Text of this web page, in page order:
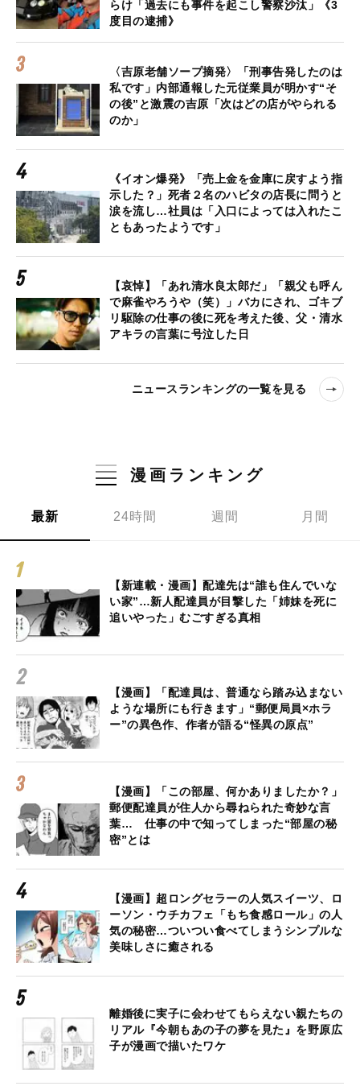
らけ「過去にも事件を起こし警察沙汰」《3
度目の逮捕》
〈吉原老舗ソープ摘発〉「刑事告発したのは
私です」内部通報した元従業員が明かす“そ
の後”と激震の吉原「次はどの店がやられる
のか」
《イオン爆発》「売上金を金庫に戻すよう指
示した？」死者２名のハビタの店長に問うと
涙を流し…社員は「入口によっては入れたこ
ともあったようです」
【哀悼】「あれ清水良太郎だ」「親父も呼ん
で麻雀やろうや（笑）」バカにされ、ゴキブ
リ駆除の仕事の後に死を考えた後、父・清水
アキラの言葉に号泣した日
ニュースランキングの一覧を見る
漫画ランキング
最新 24時間 週間 月間
【新連載・漫画】配達先は“誰も住んでいな
い家”…新人配達員が目撃した「姉妹を死に
追いやった」むごすぎる真相
【漫画】「配達員は、普通なら踏み込まない
ような場所にも行きます」“郵便局員×ホラ
ー”の異色作、作者が語る“怪異の原点”
【漫画】「この部屋、何かありましたか？」
郵便配達員が住人から尋ねられた奇妙な言
葉… 仕事の中で知ってしまった“部屋の秘
密”とは
【漫画】超ロングセラーの人気スイーツ、ロ
ーソン・ウチカフェ「もち食感ロール」の人
気の秘密…ついつい食べてしまうシンプルな
美味しさに癒される
離婚後に実子に会わせてもらえない親たちの
リアル『今朝もあの子の夢を見た』を野原広
子が漫画で描いたワケ